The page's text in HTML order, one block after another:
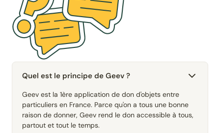
Quel est le principe de Geev ?
Geev est la 1ère application de don d'objets entre
particuliers en France. Parce qu'on a tous une bonne
raison de donner, Geev rend le don accessible à tous,
partout et tout le temps.